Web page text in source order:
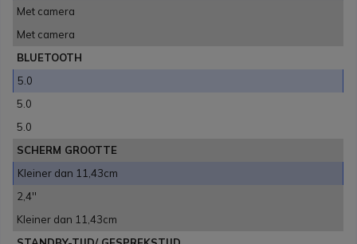
Met camera
Met camera
BLUETOOTH
5.0
5.0
5.0
SCHERM GROOTTE
Kleiner dan 11,43cm
2,4''
Kleiner dan 11,43cm